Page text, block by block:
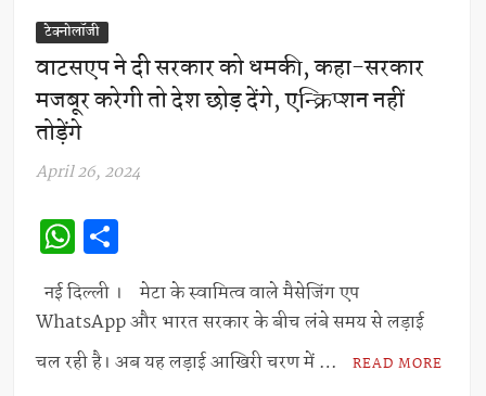
टेक्नोलॉजी
वाटसएप ने दी सरकार को धमकी, कहा-सरकार
मजबूर करेगी तो देश छोड़ देंगे, एन्क्रिप्शन नहीं
तोड़ेंगे
April 26, 2024
W
h
at
s
A
h
ar
e
नई दिल्ली । मेटा के स्वामित्व वाले मैसेजिंग एप
WhatsApp और भारत सरकार के बीच लंबे समय से लड़ाई
चल रही है। अब यह लड़ाई आखिरी चरण में …
READ MORE